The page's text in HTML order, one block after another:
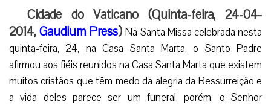
Cidade do Vaticano (Quinta-feira, 24-04-
2014, Gaudium Press)Na Santa Missa celebrada nesta
quinta-feira, 24, na Casa Santa Marta, o Santo Padre
afirmou aos fiéis reunidos na Casa Santa Marta que existem
muitos cristãos que têm medo da alegria da Ressurreição e
a vida deles parece ser um funeral, porém, o Senhor